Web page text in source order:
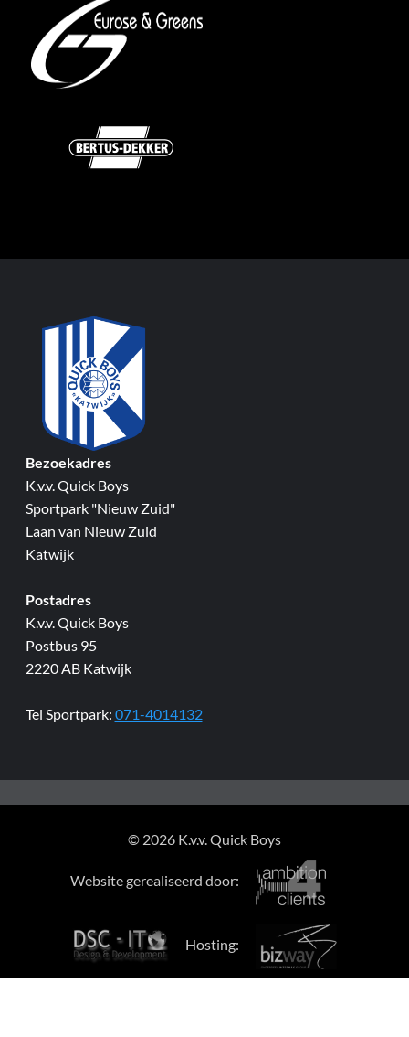
Bezoekadres
K.v.v. Quick Boys
Sportpark "Nieuw Zuid"
Laan van Nieuw Zuid
Katwijk
Postadres
K.v.v. Quick Boys
Postbus 95
2220 AB Katwijk
Tel Sportpark: 071-4014132
© 2026 K.v.v. Quick Boys
Website gerealiseerd door:
Hosting: